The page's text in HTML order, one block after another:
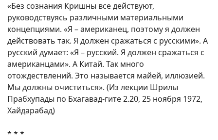
«Без сознания Кришны все действуют,
руководствуясь различными материальными
концепциями. «Я – американец, поэтому я должен
действовать так. Я должен сражаться с русскими». А
русский думает: «Я – русский. Я должен сражаться с
американцами». А Китай. Так много
отождествлений. Это называется майей, иллюзией.
Мы должны очиститься». (Из лекции Шрилы
Прабхупады по Бхагавад-гите 2.20, 25 ноября 1972,
Хайдарабад)
* * *